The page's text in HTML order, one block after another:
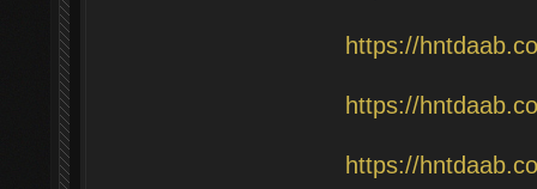
https://
https://
https://